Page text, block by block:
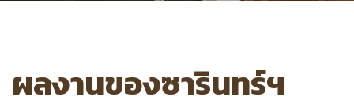
ผลงานของซารินทร์ฯ